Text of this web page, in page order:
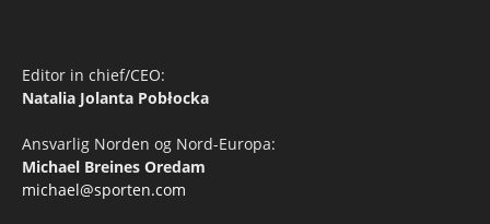
Editor in chief/CEO:
Natalia Jolanta Pobłocka
Ansvarlig Norden og Nord-Europa:
Michael Breines Oredam
michael@sporten.com